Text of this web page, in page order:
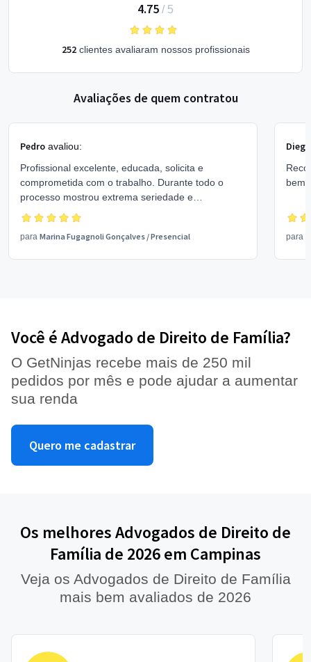
4.75 / 5
252clientes avaliaram nossos profissionais
Avaliações de quem contratou
Pedro avaliou:
Profissional excelente, educada, solicita e
comprometida com o trabalho. Durante todo o
processo mostrou extrema seriedade e
competência! De confiança, recomendo de olhos
fechados! Obrigada.
para Marina Fugagnoli Gonçalves /Presencial
Diego
bem
para
Você é Advogado de Direito de Família?
O GetNinjas recebe mais de 250 mil
pedidos por mês e pode ajudar a aumentar
sua renda
Quero me cadastrar
Os melhores Advogados de Direito de
Família de 2026 em Campinas
Veja os Advogados de Direito de Família
mais bem avaliados de 2026